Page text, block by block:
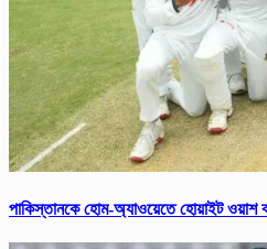
পাকিস্তানকে হোম-অ্যাওয়েতে হোয়াইট ওয়াশ